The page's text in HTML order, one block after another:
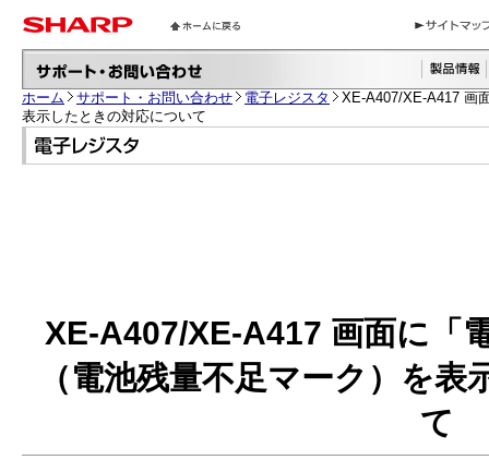
ホーム サポート・お問い合わせ 電子レジスタ
XE-A407/XE-A417 画
表示したときの対応について
XE-A407/XE-A417 画面に「
（電池残量不足マーク）を
て